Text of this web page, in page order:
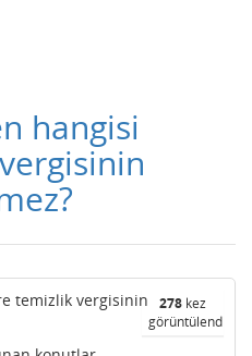
hangisi
278 kez
görüntülendi
temizlik vergisinin